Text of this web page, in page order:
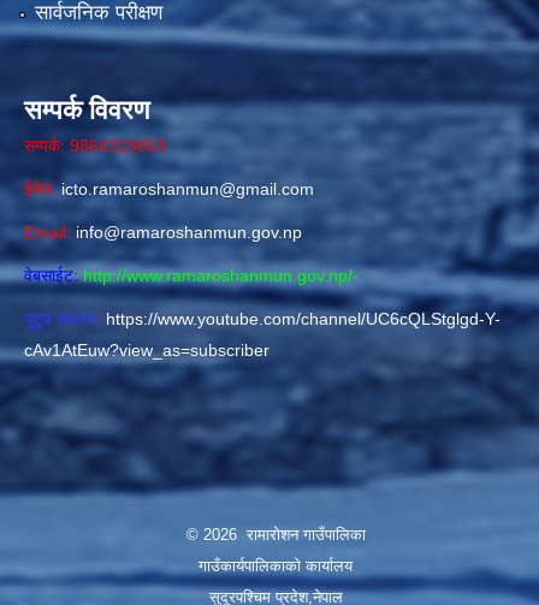
सार्वजनिक परीक्षण
सम्पर्क विवरण
सम्पर्क: 9864319853
ईमेल:icto.ramaroshanmun@gmail.com
Email: info@ramaroshanmun.gov.np
वेबसाईट:http://www.ramaroshanmun.gov.np/-
युटुब च्यानल: https://www.youtube.com/channel/UC6cQLStglgd-Y-
cAv1AtEuw?view_as=subscriber
© 2026 रामारोशन गाउँपालिका
गाउँकार्यपालिकाकाे कार्यालय
सुदूरपश्चिम प्रदेश,नेपाल